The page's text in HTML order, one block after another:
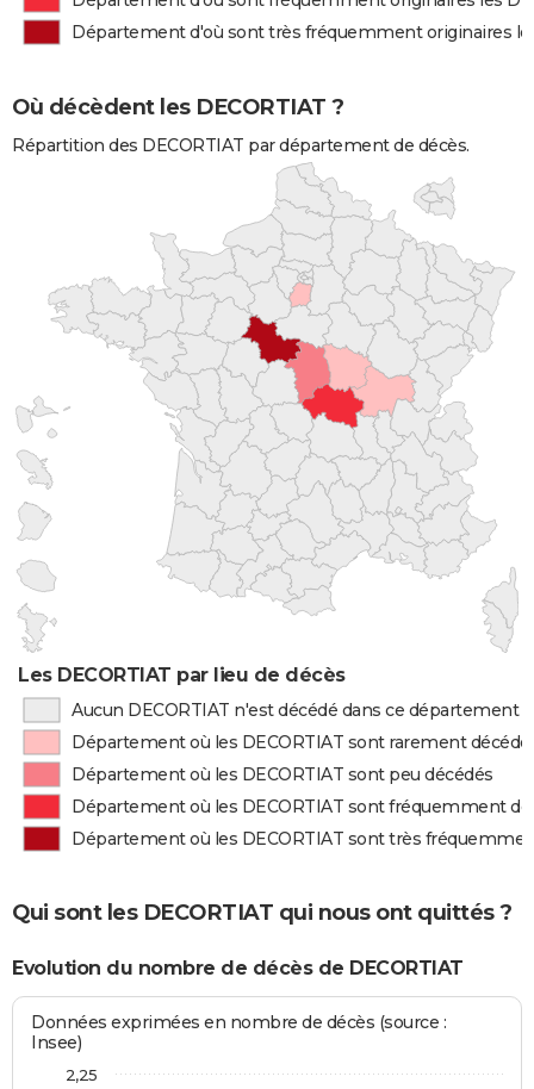
Département d'où sont très fréquemment originaires
Où décèdent les DECORTIAT ?
Répartition des DECORTIAT par département de décès.
Les DECORTIAT par lieu de décès
Aucun DECORTIAT n'est décédé dans ce département
Département où les DECORTIAT sont rarement
Département où les DECORTIAT sont peu décédés
Département où les DECORTIAT sont fréquemment
Département où les DECORTIAT sont très
Qui sont les DECORTIAT qui nous ont quittés ?
Evolution du nombre de décès de DECORTIAT
Données exprimées en nombre de décès (source :
Insee)
2,25